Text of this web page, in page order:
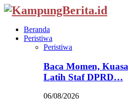
Beranda
Peristiwa
Peristiwa
Baca Momen,
Latih Staf DPRD…
06/08/2026